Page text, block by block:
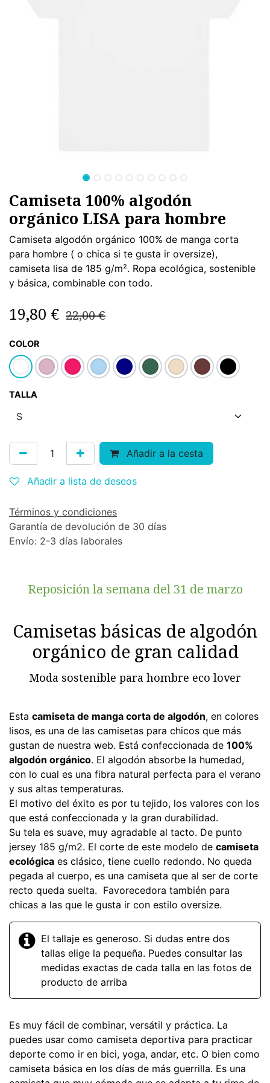
Camiseta 100% algodón
orgánico LISA para hombre
Camiseta algodón orgánico 100% de manga corta
para hombre ( o chica si te gusta ir oversize),
camiseta lisa de 185 g/m². Ropa ecológica, sostenible
y básica, combinable con todo.
19,80 € 22,00€
COLOR
TALLA
Añadir a la cesta
Añadir a lista de deseos
Términos y condiciones
Garantía de devolución de 30 días
Envío: 2-3 días laborales
Reposición la semana del 31 de marzo
Camisetas básicas de algodón
orgánico de gran calidad
Moda sostenible para hombre eco lover
Esta camiseta de manga corta de algodón, en colores
lisos, es una de las camisetas para chicos que más
gustan de nuestra web. Está confeccionada de 100%
algodón orgánico. El algodón absorbe la humedad,
con lo cual es una fibra natural perfecta para el verano
y sus altas temperaturas.
El motivo del éxito es por tu tejido, los valores con los
que está confeccionada y la gran durabilidad.
Su tela es suave, muy agradable al tacto. De punto
jersey 185 g/m2. El corte de este modelo de camiseta
ecológica es clásico, tiene cuello redondo. No queda
pegada al cuerpo, es una camiseta que al ser de corte
recto queda suelta. Favorecedora también para
chicas a las que le gusta ir con estilo oversize.
El tallaje es generoso. Si dudas entre dos
tallas elige la pequeña. Puedes consultar las
medidas exactas de cada talla en las fotos de
producto de arriba
Es muy fácil de combinar, versátil y práctica. La
puedes usar como camiseta deportiva para practicar
deporte como ir en bici, yoga, andar, etc. O bien como
camiseta básica en los días de más guerrilla. Es una